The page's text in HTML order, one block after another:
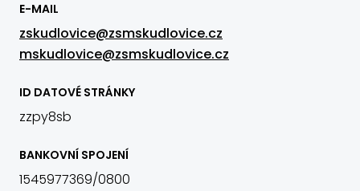
E-MAIL
zskudlovice@zsmskudlovice.cz
mskudlovice@zsmskudlovice.cz
ID DATOVÉ STRÁNKY
zzpy8sb
BANKOVNÍ SPOJENÍ
1545977369/0800